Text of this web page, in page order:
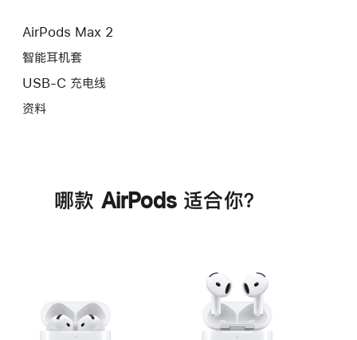
AirPods Max 2
智能耳机套
USB-C 充电线
资料
哪款 AirPods 适合你？